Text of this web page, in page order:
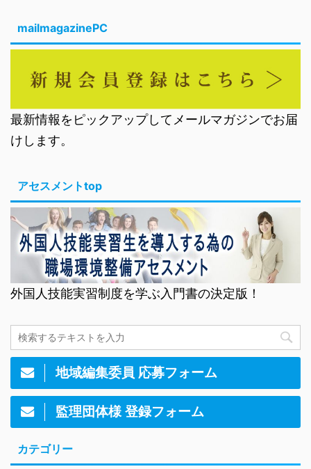
mailmagazinePC
最新情報をピックアップしてメールマガジンでお届
けします。
アセスメントtop
外国人技能実習制度を学ぶ入門書の決定版！
地域編集委員 応募フォーム
監理団体様 登録フォーム
カテゴリー